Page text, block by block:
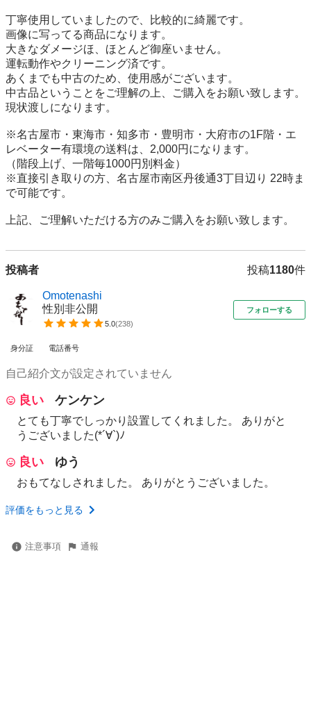
丁寧使用していましたので、比較的に綺麗です。
画像に写ってる商品になります。
大きなダメージほ、ほとんど御座いません。
運転動作やクリーニング済です。
あくまでも中古のため、使用感がございます。
中古品ということをご理解の上、ご購入をお願い致します。
現状渡しになります。
※名古屋市・東海市・知多市・豊明市・大府市の1F階・エ
レベーター有環境の送料は、2,000円になります。
（階段上げ、一階毎1000円別料金）
※直接引き取りの方、名古屋市南区丹後通3丁目辺り 22時ま
で可能です。
投稿者 投稿1180件
Omotenashi
性別非公開
5.0(238)
フォローする
身分証 電話番号
自己紹介文が設定されていません
良い ケンケン
とても丁寧でしっかり設置してくれました。 ありがと
うございました(*´∀`)ﾉ
良い ゆう
おもてなしされました。 ありがとうございました。
評価をもっと見る
注意事項 通報